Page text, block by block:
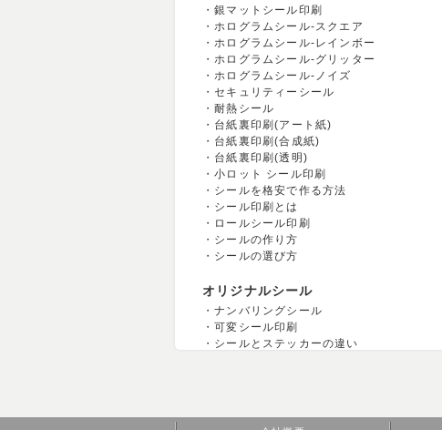
銀マットシール印刷
ホログラムシール-スクエア
ホログラムシール-レインボー
ホログラムシール-グリッター
ホログラムシール-ノイズ
セキュリティーシール
耐熱シール
台紙裏印刷(アート紙)
台紙裏印刷(合成紙)
台紙裏印刷(透明)
小ロット シール印刷
シールを格安で作る方法
シール印刷とは
ロールシール印刷
シールの作り方
シールの選び方
オリジナルシール
ナンバリングシール
可変シール印刷
シールとステッカーの違い